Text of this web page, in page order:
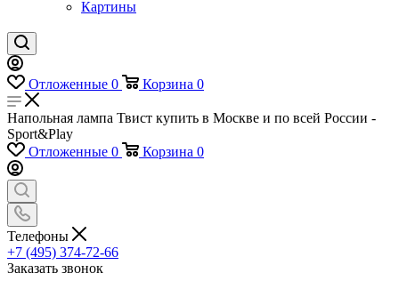
Картины
Отложенные 0 Корзина 0
Напольная лампа Твист купить в Москве и по всей России -
Sport&Play
Отложенные 0 Корзина 0
Телефоны
+7 (495) 374-72-66
Заказать звонок